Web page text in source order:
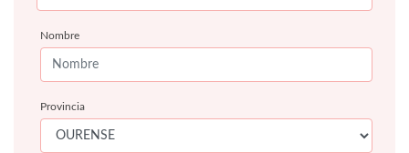
Nombre
Provincia